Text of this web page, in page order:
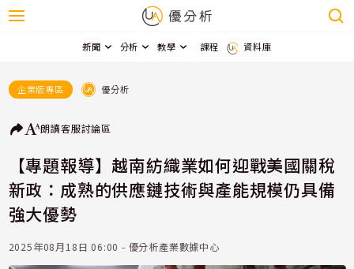
新聞 分析 教學 課程 資料庫
企業版專區 優分析
朗讀客服討論區
【專題報導】越南紡織業如何迎戰美國關稅
新政：成熟的供應鏈技術與產能規模仍具備
強大優勢
2025年08月18日 06:00 - 優分析產業數據中心